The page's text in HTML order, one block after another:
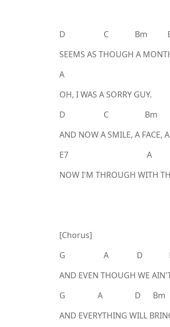
D C Bm
SEEMS AS THOUGH A
A
OH, I WAS A SORRY GUY.
D C Bm
AND NOW A SMILE, A FACE,
E7 A
NOW I'M THROUGH WITH
[Chorus]
G A D
AND EVEN THOUGH WE
G A D Bm
AND EVERYTHING WILL